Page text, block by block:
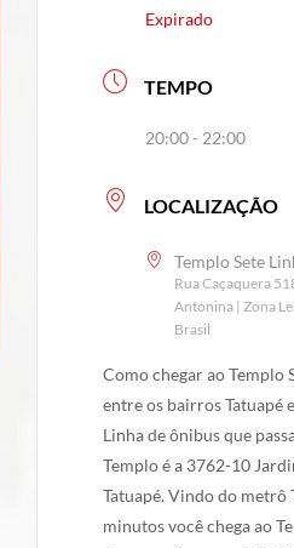
Expirado
TEMPO
20:00 - 22:00
LOCALIZAÇÃO
Templo Sete
Rua Caçaquera
Antonina | Zona
Brasil
Como chegar ao Templo
entre os bairros Tatuapé
Linha de ônibus que
Templo é a 3762-10
Tatuapé. Vindo do metrô
minutos você chega ao